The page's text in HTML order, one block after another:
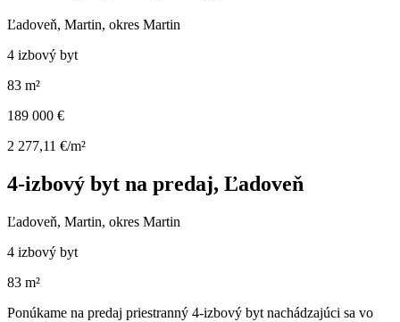
Ľadoveň, Martin, okres Martin
4 izbový byt
83 m²
189 000 €
2 277,11 €/m²
4-izbový byt na predaj, Ľadoveň
Ľadoveň, Martin, okres Martin
4 izbový byt
83 m²
Ponúkame na predaj priestranný 4-izbový byt nachádzajúci sa vo